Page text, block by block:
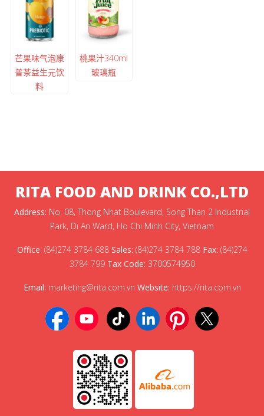
芒果味气泡康
普茶益生元饮
料
桃果汁340ml
玻璃瓶
RITA FOOD AND DRINK CO.,LTD
Address: No. 08, Thong Nhat Boulevard, Song Than 2 Industrial
Park, Di An Ward, Ho Chi Minh City, Vietnam
Office: (84)274 3784 688 Sales: (84)274 3784 788 Fax: (84)274
3784 799 Tax Code: 3700574950
Email: marketing@rita.com.vn Website: https://rita.com.vn